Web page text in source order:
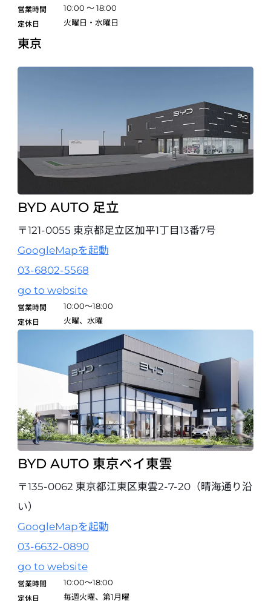
営業時間 10:00 ～ 18:00
定休日 火曜日・水曜日
東京
BYD AUTO 足立
〒121-0055 東京都足立区加平1丁目13番7号
GoogleMapを起動
03-6802-5568
go to website
営業時間 10:00～18:00
定休日 火曜、水曜
BYD AUTO 東京ベイ東雲
〒135-0062 東京都江東区東雲2-7-20（晴海通り沿
い）
GoogleMapを起動
03-6632-0890
go to website
営業時間 10:00～18:00
定休日 毎週火曜、第1月曜